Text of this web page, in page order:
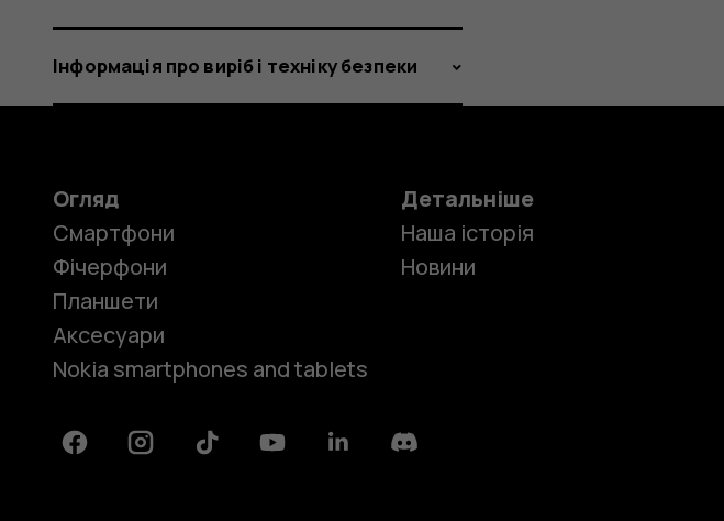
Інформація про виріб і техніку безпеки
Огляд
Смартфони
Фічерфони
Планшети
Аксесуари
Nokia smartphones and tablets
Детальніше
Наша історія
Новини
FacebookInstagramTiktok YoutubeLinkedinDiscord